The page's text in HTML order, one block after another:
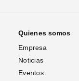
Quienes somos
Empresa
Noticias
Eventos